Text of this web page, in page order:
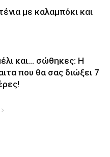
με καλαμπόκι και
και… σώθηκες: Η
που θα σας διώξει 7